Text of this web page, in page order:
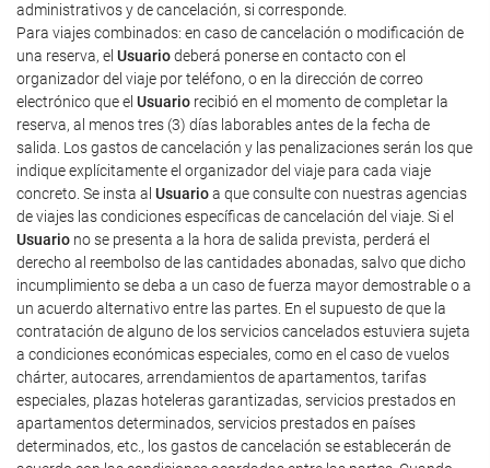
administrativos y de cancelación, si corresponde.
Para viajes combinados: en caso de cancelación o modificación de
una reserva, el Usuariodeberá ponerse en contacto con el
organizador del viaje por teléfono, o en la dirección de correo
electrónico que el Usuario recibió en el momento de completar la
reserva, al menos tres (3) días laborables antes de la fecha de
salida. Los gastos de cancelación y las penalizaciones serán los que
indique explícitamente el organizador del viaje para cada viaje
concreto. Se insta al Usuarioa que consulte con nuestras agencias
de viajes las condiciones específicas de cancelación del viaje. Si el
Usuario no se presenta a la hora de salida prevista, perderá el
derecho al reembolso de las cantidades abonadas, salvo que dicho
incumplimiento se deba a un caso de fuerza mayor demostrable o a
un acuerdo alternativo entre las partes. En el supuesto de que la
contratación de alguno de los servicios cancelados estuviera sujeta
a condiciones económicas especiales, como en el caso de vuelos
chárter, autocares, arrendamientos de apartamentos, tarifas
especiales, plazas hoteleras garantizadas, servicios prestados en
apartamentos determinados, servicios prestados en países
determinados, etc., los gastos de cancelación se establecerán de